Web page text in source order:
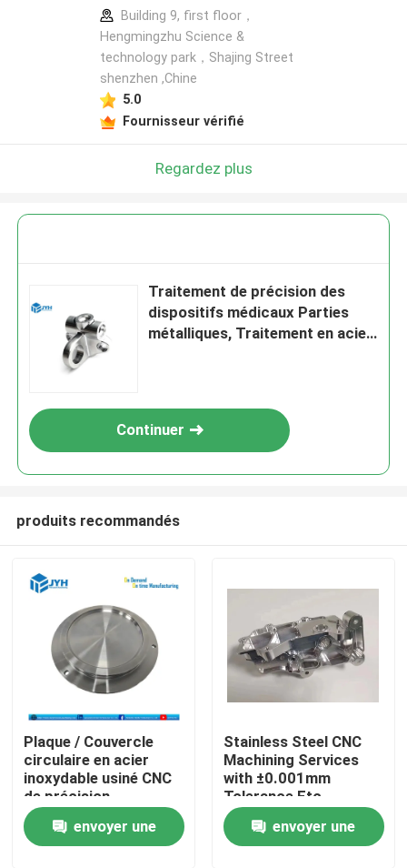
Maison
Services
Building 9, first floor，
Hengmingzhu Science &
technology park，Shajing Street
shenzhen ,Chine
5.0
Fournisseur vérifié
Regardez plus
Traitement de précision des
dispositifs médicaux Parties
métalliques, Traitement en acier
Continuer
produits recommandés
Plaque / Couvercle
circulaire en acier
inoxydable usiné CNC
de précision
envoyer une
Stainless Steel CNC
Machining Services
with ±0.001mm
Tolerance Etc.
Customizable
Packagingenvoyer une